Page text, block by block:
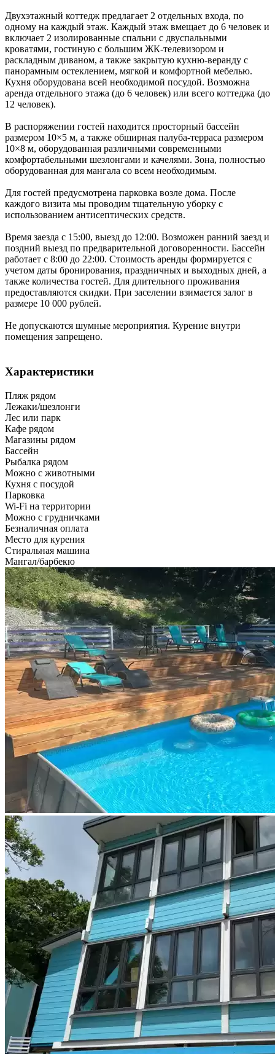
Двухэтажный коттедж предлагает 2 отдельных входа, по
одному на каждый этаж. Каждый этаж вмещает до 6 человек и
включает 2 изолированные спальни с двуспальными
кроватями, гостиную с большим ЖК-телевизором и
раскладным диваном, а также закрытую кухню-веранду с
панорамным остеклением, мягкой и комфортной мебелью.
Кухня оборудована всей необходимой посудой. Возможна
аренда отдельного этажа (до 6 человек) или всего коттеджа (до
12 человек).
В распоряжении гостей находится просторный бассейн
размером 10×5 м, а также обширная палуба-терраса размером
10×8 м, оборудованная различными современными
комфортабельными шезлонгами и качелями. Зона, полностью
оборудованная для мангала со всем необходимым.
Для гостей предусмотрена парковка возле дома. После
каждого визита мы проводим тщательную уборку с
использованием антисептических средств.
Время заезда с 15:00, выезд до 12:00. Возможен ранний заезд и
поздний выезд по предварительной договоренности. Бассейн
работает с 8:00 до 22:00. Стоимость аренды формируется с
учетом даты бронирования, праздничных и выходных дней, а
также количества гостей. Для длительного проживания
предоставляются скидки. При заселении взимается залог в
размере 10 000 рублей.
Не допускаются шумные мероприятия. Курение внутри
помещения запрещено.
Характеристики
Пляж рядом
Лежаки/шезлонги
Лес или парк
Кафе рядом
Магазины рядом
Бассейн
Рыбалка рядом
Можно с животными
Кухня с посудой
Парковка
Wi-Fi на территории
Можно с грудничками
Безналичная оплата
Место для курения
Стиральная машина
Мангал/барбекю